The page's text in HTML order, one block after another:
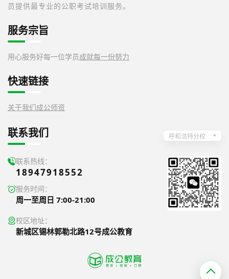
员提供最专业的公职考试培训服务。
服务宗旨
用心服务好每一位学员成就每一份努力
快速链接
关于我们成公师资
联系我们 呼和浩特分校
联系热线：
18947918552
服务时间：
周一至周日 7:00-21:00
校区地址：
新城区锡林郭勒北路12号成公教育